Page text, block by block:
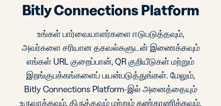
Bitly Connections Platform
உங்கள் பார்வையாளர்களை ஈடுபடுத்தவும்,
அவர்களை சரியான தகவல்களுடன் இணைக்கவும்
எங்கள் URL குறைப்பான், QR குறியீடுகள் மற்றும்
இறங்குபக்கங்களைப் பயன்படுத்துங்கள். மேலும்,
Bitly Connections Platform-இல் அனைத்தையும்
உருவாக்கவும், திருத்தவும் மற்றும் கண்காணிக்கவும்.